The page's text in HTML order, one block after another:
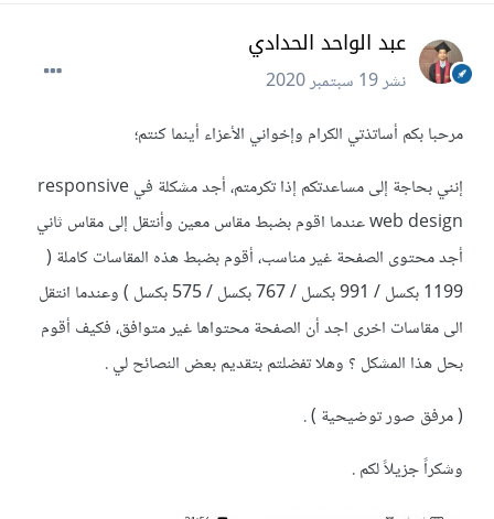
عبد الواحد الحدادي
نشر19 سبتمبر 2020
مرحبا بكم أساتذتي الكرام وإخواني الأعزاء أينما كنتم؛
إنني بحاجة إلى مساعدتكم إذا تكرمتم، أجد مشكلة في responsive
web design عندما اقوم بضبط مقاس معين وأنتقل إلى مقاس ثاني
أجد محتوى الصفحة غير مناسب، أقوم بضبط هذه المقاسات كاملة (
1199 بكسل / 991 بكسل / 767 بكسل / 575 بكسل ) وعندما انتقل
الى مقاسات اخرى اجد أن الصفحة محتواها غير متوافق، فكيف أقوم
بحل هذا المشكل ؟ وهلا تفضلتم بتقديم بعض النصائح لي .
( مرفق صور توضيحية ) .
وشكراً جزيلاً لكم .